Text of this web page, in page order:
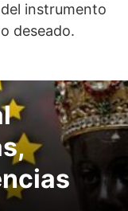
instrumento
deseado.